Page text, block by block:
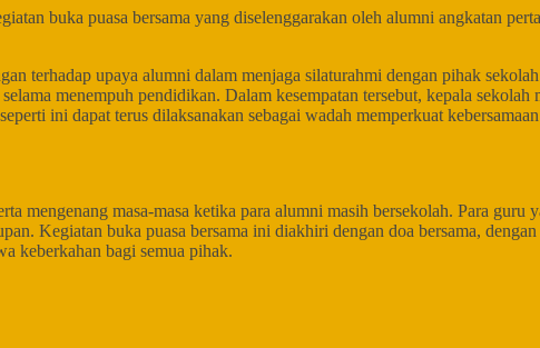
buka puasa bersama yang diselenggarakan oleh alumni angkatan
terhadap upaya alumni dalam menjaga silaturahmi dengan pihak
menempuh pendidikan. Dalam kesempatan tersebut, kepala sekolah
ini dapat terus dilaksanakan sebagai wadah memperkuat
mengenang masa-masa ketika para alumni masih bersekolah. Para guru
Kegiatan buka puasa bersama ini diakhiri dengan doa bersama,
keberkahan bagi semua pihak.